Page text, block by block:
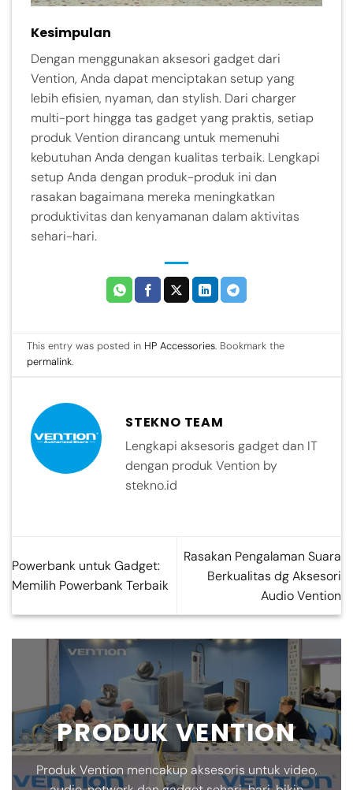
Kesimpulan
Dengan menggunakan aksesori gadget dari
Vention, Anda dapat menciptakan setup yang
lebih efisien, nyaman, dan stylish. Dari charger
multi-port hingga tas gadget yang praktis, setiap
produk Vention dirancang untuk memenuhi
kebutuhan Anda dengan kualitas terbaik. Lengkapi
setup Anda dengan produk-produk ini dan
rasakan bagaimana mereka meningkatkan
produktivitas dan kenyamanan dalam aktivitas
sehari-hari.
This entry was posted in HP Accessories. Bookmark the
permalink.
STEKNO TEAM
Lengkapi aksesoris gadget dan IT
dengan produk Vention by
stekno.id
Powerbank untuk Gadget:
Memilih Powerbank Terbaik
Rasakan Pengalaman Suara
Berkualitas dg Aksesori
Audio Vention
PRODUK VENTION
Produk Vention mencakup aksesoris untuk video,